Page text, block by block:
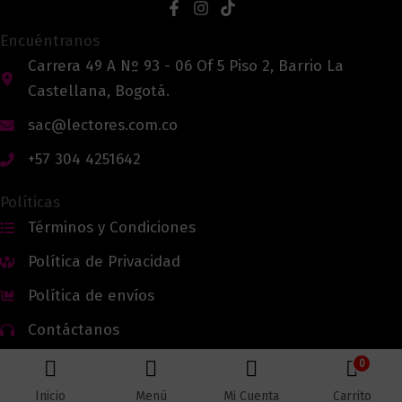
Encuéntranos
Carrera 49 A Nº 93 - 06 Of 5 Piso 2, Barrio La
Castellana, Bogotá.
sac@lectores.com.co
+57 304 4251642
Políticas
Términos y Condiciones
Política de Privacidad
Política de envíos
Contáctanos
Inicio Menú Mi Cuenta
0
Carrito